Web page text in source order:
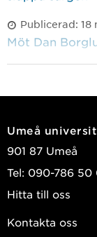
Publicerad: 18
Möt Dan
Umeå
901 87 Umeå
Tel: 090-786 50
Hitta till oss
Kontakta oss